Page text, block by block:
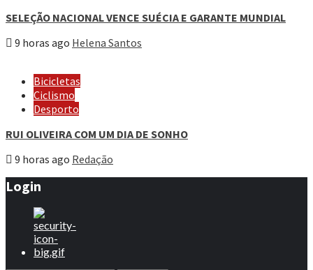
SELEÇÃO NACIONAL VENCE SUÉCIA E GARANTE MUNDIAL
9 horas ago Helena Santos
Bicicletas
Ciclismo
Desporto
RUI OLIVEIRA COM UM DIA DE SONHO
9 horas ago Redação
Login